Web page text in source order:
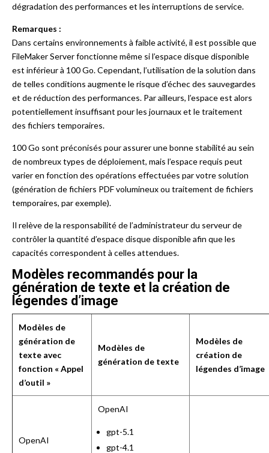
dégradation des performances et les interruptions de service.
Remarques :
Dans certains environnements à faible activité, il est possible que
FileMaker Server fonctionne même si l’espace disque disponible
est inférieur à 100 Go. Cependant, l’utilisation de la solution dans
de telles conditions augmente le risque d’échec des sauvegardes
et de réduction des performances. Par ailleurs, l’espace est alors
potentiellement insuffisant pour les journaux et le traitement
des fichiers temporaires.
100 Go sont préconisés pour assurer une bonne stabilité au sein
de nombreux types de déploiement, mais l’espace requis peut
varier en fonction des opérations effectuées par votre solution
(génération de fichiers PDF volumineux ou traitement de fichiers
temporaires, par exemple).
Il relève de la responsabilité de l’administrateur du serveur de
contrôler la quantité d’espace disque disponible afin que les
capacités correspondent à celles attendues.
Modèles recommandés pour la
génération de texte et la création de
légendes d’image
Modèles de
génération de
texte avec
fonction « Appel
d’outil »
Modèles de
génération de texte
Modèles de
création de
légendes d’image
OpenAI
OpenAI
gpt-5.1
gpt-4.1